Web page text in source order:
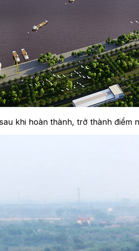
khi hoàn thành, trở thành điểm